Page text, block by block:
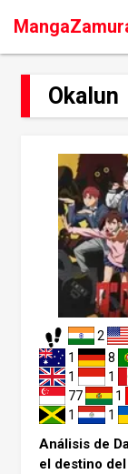
Okalun
2
1
8
1
1
77
1
1
1
Análisis de
el destino